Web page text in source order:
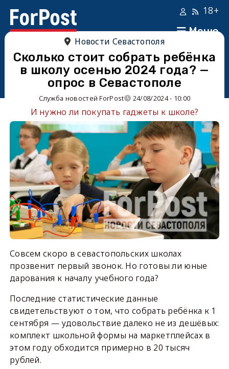
Меню
18+
Новости Севастополя
Сколько стоит собрать ребёнка
в школу осенью 2024 года? —
опрос в Севастополе
Служба новостей ForPost 24/08/2024 - 10:00
И нужно ли покупать гаджеты к школе?
Совсем скоро в севастопольских школах
прозвенит первый звонок. Но готовы ли юные
дарования к началу учебного года?
Последние статистические данные
свидетельствуют о том, что собрать ребёнка к 1
сентября — удовольствие далеко не из дешёвых:
комплект школьной формы на маркетплейсах в
этом году обходится примерно в 20 тысяч
рублей.